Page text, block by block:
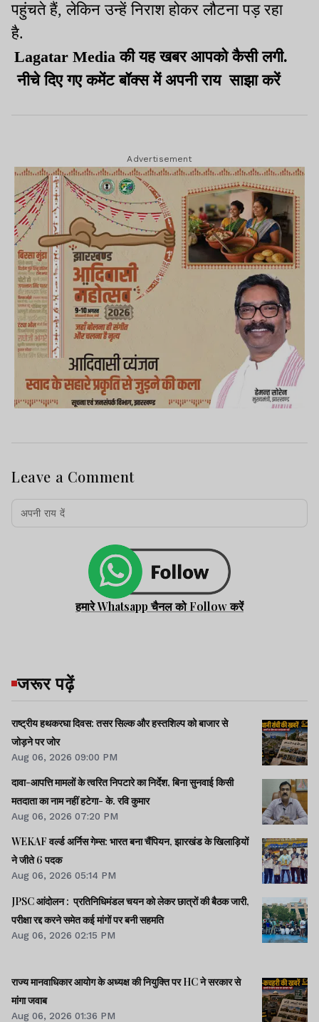
पहुंचते हैं, लेकिन उन्हें निराश होकर लौटना पड़ रहा
है.
Lagatar Media की यह खबर आपको कैसी लगी.
नीचे दिए गए कमेंट बॉक्स में अपनी राय साझा करें
Advertisement
Leave a Comment
हमारे Whatsapp चैनल को Follow करें
जरूर पढ़ें
राष्ट्रीय हथकरघा दिवस: तसर सिल्क और हस्तशिल्प को बाजार से
जोड़ने पर जोर
Aug 06, 2026 09:00 PM
दावा-आपत्ति मामलों के त्वरित निपटारे का निर्देश, बिना सुनवाई किसी
मतदाता का नाम नहीं हटेगा- के. रवि कुमार
Aug 06, 2026 07:20 PM
WEKAF वर्ल्ड अर्निस गेम्स: भारत बना चैंपियन, झारखंड के खिलाड़ियों
ने जीते 6 पदक
Aug 06, 2026 05:14 PM
JPSC आंदोलन : प्रतिनिधिमंडल चयन को लेकर छात्रों की बैठक जारी,
परीक्षा रद्द करने समेत कई मांगों पर बनी सहमति
Aug 06, 2026 02:15 PM
राज्य मानवाधिकार आयोग के अध्यक्ष की नियुक्ति पर HC ने सरकार से
मांगा जवाब
Aug 06, 2026 01:36 PM